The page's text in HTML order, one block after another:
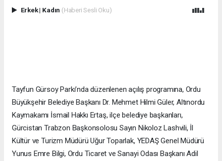
Erkek| Kadın (Haberi Sesli Oku)
Tayfun Gürsoy Parkı’nda düzenlenen açılış programına, Ordu
Büyükşehir Belediye Başkanı Dr. Mehmet Hilmi Güler, Altınordu
Kaymakamı İsmail Hakkı Ertaş, ilçe belediye başkanları,
Gürcistan Trabzon Başkonsolosu Sayın Nikoloz Lashvili, İl
Kültür ve Turizm Müdürü Uğur Toparlak, YEDAŞ Genel Müdürü
Yunus Emre Bilgi, Ordu Ticaret ve Sanayi Odası Başkanı Adil